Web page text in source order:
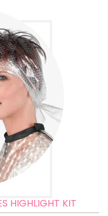
HIGHLIGHT KIT